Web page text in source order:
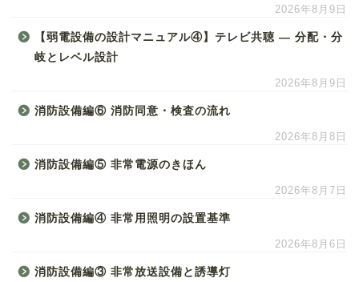
2026年8月9日
【弱電設備の設計マニュアル④】テレビ共聴 ― 分配・分
岐とレベル設計
2026年8月9日
消防設備編⑥ 消防同意・検査の流れ
2026年8月8日
消防設備編⑤ 非常電源のきほん
2026年8月7日
消防設備編④ 非常用照明の設置基準
2026年8月6日
消防設備編③ 非常放送設備と誘導灯